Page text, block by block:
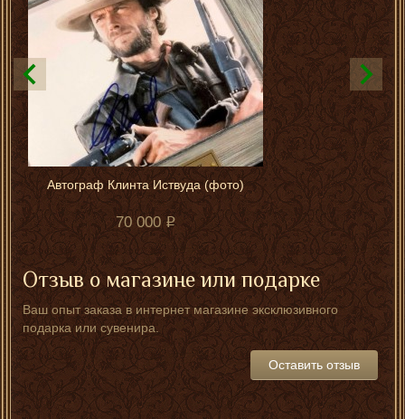
Автограф Клинта Иствуда (фото)
70 000
Отзыв о магазине или подарке
Ваш опыт заказа в интернет магазине эксклюзивного
подарка или сувенира.
Оставить отзыв